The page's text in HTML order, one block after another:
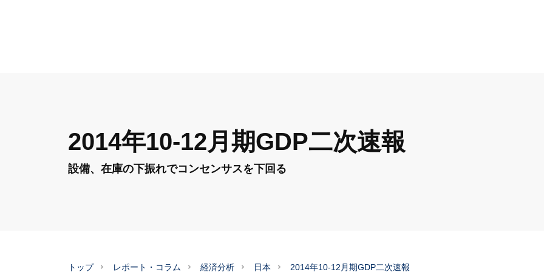
2014年10-12月期GDP二次速報
設備、在庫の下振れでコンセンサスを下回る
トップ レポート・コラム 経済分析 日本 2014年10-12月期GDP二次速報